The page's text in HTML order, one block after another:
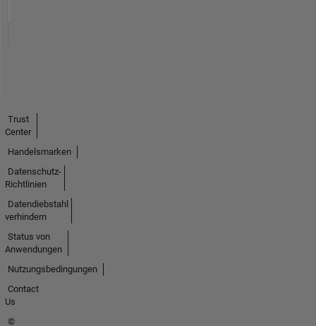
Trust
Center
Handelsmarken
Datenschutz-
Richtlinien
Datendiebstahl
verhindern
Status von
Anwendungen
Nutzungsbedingungen
Contact
Us
©